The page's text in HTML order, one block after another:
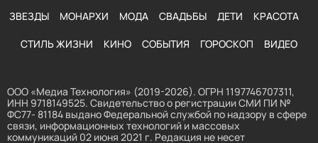
ЗВЕЗДЫ МОНАРХИ МОДА СВАДЬБЫ ДЕТИ КРАСОТА
СТИЛЬ ЖИЗНИ КИНО СОБЫТИЯ ГОРОСКОП ВИДЕО
ООО «Медиа Технология» (2019-2026). ОГРН 1197746707311,
ИНН 9718149525. Свидетельство о регистрации СМИ ПИ №
ФС77- 81184 выдано Федеральной службой по надзору в сфере
связи, информационных технологий и массовых
коммуникаций 02 июня 2021 г. Редакция не несет